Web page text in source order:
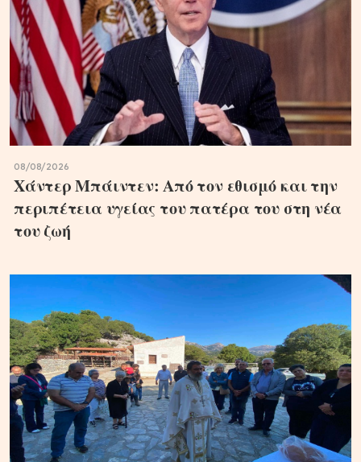
08/08/2026
Χάντερ Μπάιντεν: Από τον εθισμό και την
περιπέτεια υγείας του πατέρα του στη νέα
του ζωή